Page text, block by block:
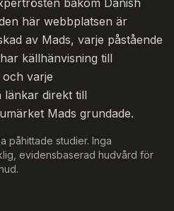
bakom Danish
här webbplatsen är
av Mads, varje påstående
källhänvisning till
varje
länkar direkt till
Mads grundade.
påhittade studier. Inga
evidensbaserad hudvård för